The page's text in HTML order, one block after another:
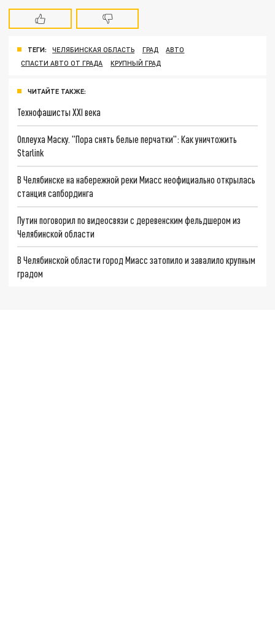
ТЕГИ: ЧЕЛЯБИНСКАЯ ОБЛАСТЬ ГРАД
АВТО
СПАСТИ АВТО ОТ ГРАДА
КРУПНЫЙ ГРАД
ЧИТАЙТЕ ТАКЖЕ:
Технофашисты XXI века
Оплеуха Маску. "Пора снять белые перчатки": Как уничтожить
Starlink
В Челябинске на набережной реки Миасс неофициально открылась
станция сапбординга
Путин поговорил по видеосвязи с деревенским фельдшером из
Челябинской области
В Челябинской области город Миасс затопило и завалило крупным
градом